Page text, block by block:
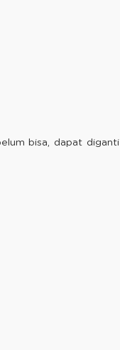
bisa, dapat diganti